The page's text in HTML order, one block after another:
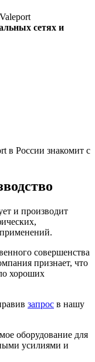
сетях и
в России знакомит с
и производит
совершенства
признает, что
хороших
запрос в нашу
оборудование для
усилиями и